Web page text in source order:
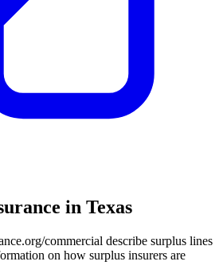
in Texas
commercial describe surplus lines
on how surplus insurers are